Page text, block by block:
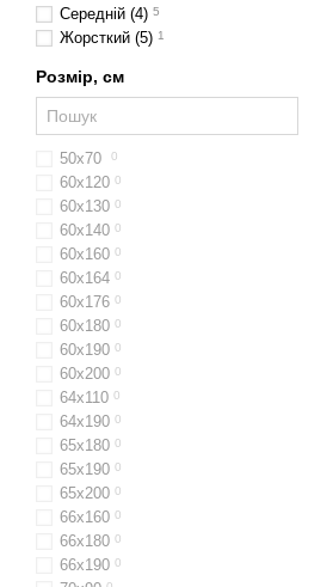
Середній (4) 5
Жорсткий (5) 1
Розмір, см
50х70 0
60x120 0
60х130 0
60x140 0
60х160 0
60x164 0
60х176 0
60х180 0
60х190 0
60х200 0
64х110 0
64x190 0
65x180 0
65х190 0
65х200 0
66x160 0
66х180 0
66х190 0